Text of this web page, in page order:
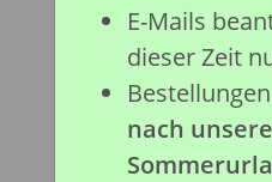
E-Mails
dieser Zeit
nach